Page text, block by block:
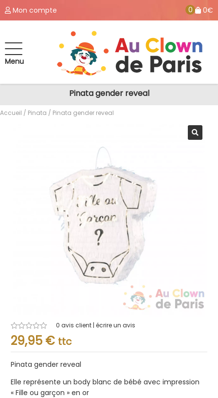
Mon compte 0 0€
Menu
Pinata gender reveal
Accueil / Pinata / Pinata gender reveal
Note
0.001
0 avis client | écrire un avis
29,95 € ttc
Pinata gender reveal
Elle représente un body blanc de bébé avec impression
« Fille ou garçon » en or